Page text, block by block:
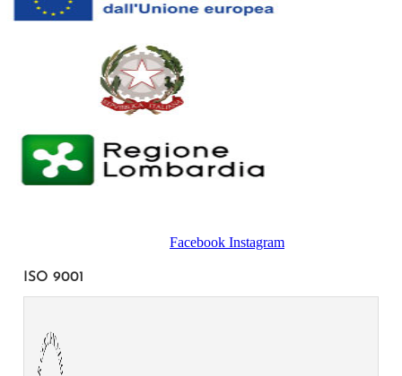
Facebook Instagram
ISO 9001